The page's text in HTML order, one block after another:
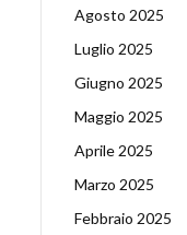
Agosto 2025
Luglio 2025
Giugno 2025
Maggio 2025
Aprile 2025
Marzo 2025
Febbraio 2025